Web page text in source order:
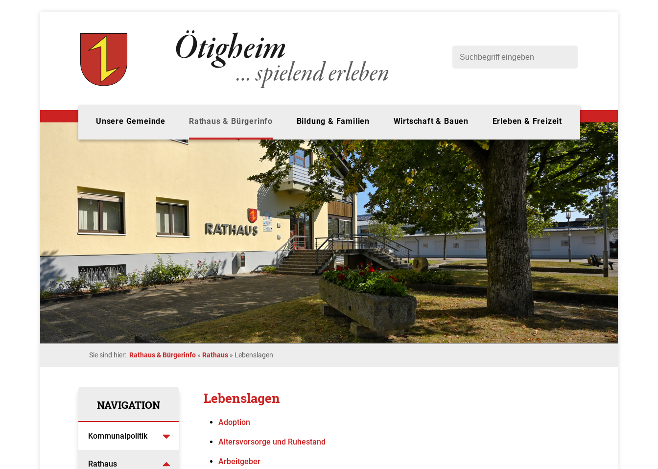
Unsere Gemeinde Rathaus & Bürgerinfo Bildung & Familien Wirtschaft & Bauen Erleben & Freizeit
Sie sind hier: Rathaus & Bürgerinfo » Rathaus » Lebenslagen
NAVIGATION
Kommunalpolitik
Rathaus
Lebenslagen
Adoption
Altersvorsorge und Ruhestand
Arbeitgeber